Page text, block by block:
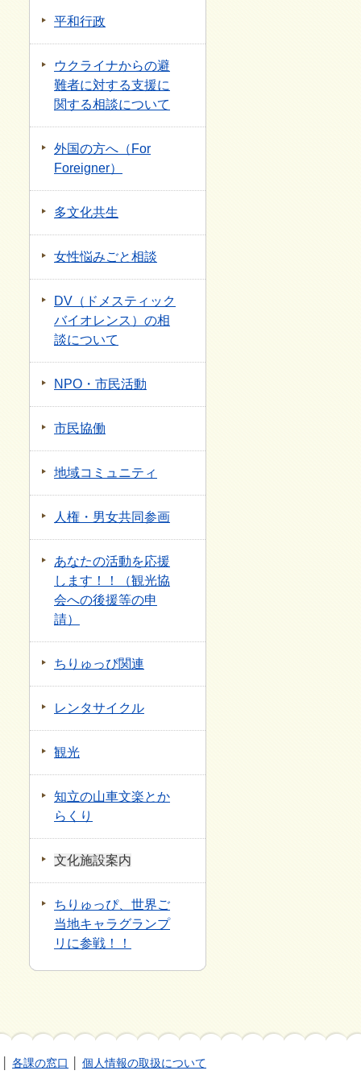
平和行政
ウクライナからの避
難者に対する支援に
関する相談について
外国の方へ（For
Foreigner）
多文化共生
女性悩みごと相談
DV（ドメスティック
バイオレンス）の相
談について
NPO・市民活動
市民協働
地域コミュニティ
人権・男女共同参画
あなたの活動を応援
します！！（観光協
会への後援等の申
請）
ちりゅっぴ関連
レンタサイクル
観光
知立の山車文楽とか
らくり
文化施設案内
ちりゅっぴ、世界ご
当地キャラグランプ
リに参戦！！
各課の窓口 個人情報の取扱について